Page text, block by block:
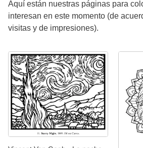
Aquí están nuestras páginas para
interesan en este momento (de
visitas y de impresiones).